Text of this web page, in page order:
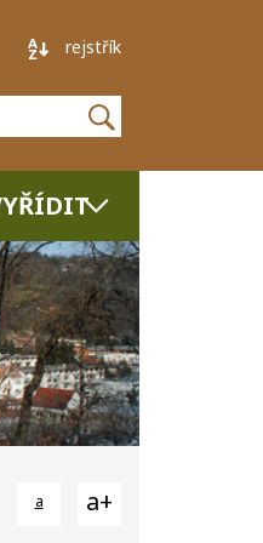
rejstřík
a a+